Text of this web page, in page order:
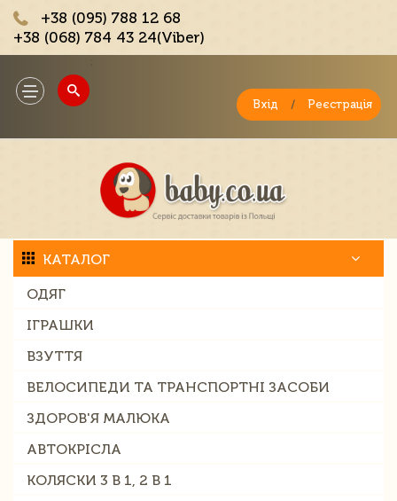
+38 (095) 788 12 68
+38 (068) 784 43 24(Viber)
Toggle
navigation
Вхід / Реєстрація
КАТАЛОГ
ОДЯГ
ІГРАШКИ
ВЗУТТЯ
ВЕЛОСИПЕДИ ТА ТРАНСПОРТНІ ЗАСОБИ
ЗДОРОВ'Я МАЛЮКА
АВТОКРІСЛА
КОЛЯСКИ 3 В 1, 2 В 1